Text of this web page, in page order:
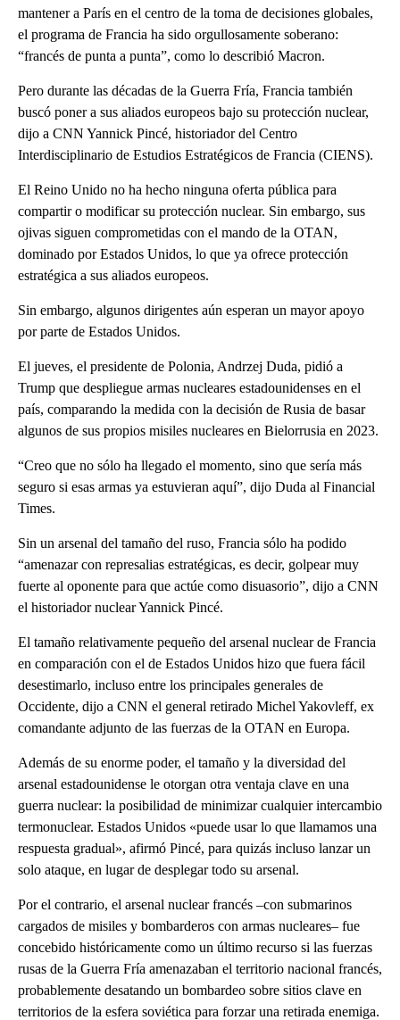
mantener a París en el centro de la toma de decisiones globales,
el programa de Francia ha sido orgullosamente soberano:
“francés de punta a punta”, como lo describió Macron.
Pero durante las décadas de la Guerra Fría, Francia también
buscó poner a sus aliados europeos bajo su protección nuclear,
dijo a CNN Yannick Pincé, historiador del Centro
Interdisciplinario de Estudios Estratégicos de Francia (CIENS).
El Reino Unido no ha hecho ninguna oferta pública para
compartir o modificar su protección nuclear. Sin embargo, sus
ojivas siguen comprometidas con el mando de la OTAN,
dominado por Estados Unidos, lo que ya ofrece protección
estratégica a sus aliados europeos.
Sin embargo, algunos dirigentes aún esperan un mayor apoyo
por parte de Estados Unidos.
El jueves, el presidente de Polonia, Andrzej Duda, pidió a
Trump que despliegue armas nucleares estadounidenses en el
país, comparando la medida con la decisión de Rusia de basar
algunos de sus propios misiles nucleares en Bielorrusia en 2023.
“Creo que no sólo ha llegado el momento, sino que sería más
seguro si esas armas ya estuvieran aquí”, dijo Duda al Financial
Times.
Sin un arsenal del tamaño del ruso, Francia sólo ha podido
“amenazar con represalias estratégicas, es decir, golpear muy
fuerte al oponente para que actúe como disuasorio”, dijo a CNN
el historiador nuclear Yannick Pincé.
El tamaño relativamente pequeño del arsenal nuclear de Francia
en comparación con el de Estados Unidos hizo que fuera fácil
desestimarlo, incluso entre los principales generales de
Occidente, dijo a CNN el general retirado Michel Yakovleff, ex
comandante adjunto de las fuerzas de la OTAN en Europa.
Además de su enorme poder, el tamaño y la diversidad del
arsenal estadounidense le otorgan otra ventaja clave en una
guerra nuclear: la posibilidad de minimizar cualquier intercambio
termonuclear. Estados Unidos «puede usar lo que llamamos una
respuesta gradual», afirmó Pincé, para quizás incluso lanzar un
solo ataque, en lugar de desplegar todo su arsenal.
Por el contrario, el arsenal nuclear francés –con submarinos
cargados de misiles y bombarderos con armas nucleares– fue
concebido históricamente como un último recurso si las fuerzas
rusas de la Guerra Fría amenazaban el territorio nacional francés,
probablemente desatando un bombardeo sobre sitios clave en
territorios de la esfera soviética para forzar una retirada enemiga.